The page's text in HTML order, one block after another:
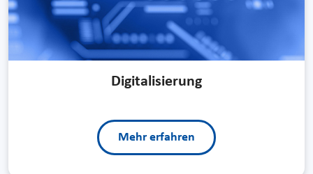
Digitalisierung
Mehr erfahren